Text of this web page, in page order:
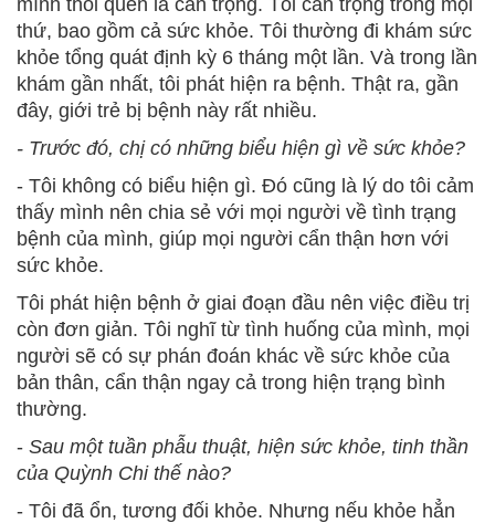
mình thói quen là cẩn trọng. Tôi cẩn trọng trong mọi
thứ, bao gồm cả sức khỏe. Tôi thường đi khám sức
khỏe tổng quát định kỳ 6 tháng một lần. Và trong lần
khám gần nhất, tôi phát hiện ra bệnh. Thật ra, gần
đây, giới trẻ bị bệnh này rất nhiều.
- Trước đó, chị có những biểu hiện gì về sức khỏe?
- Tôi không có biểu hiện gì. Đó cũng là lý do tôi cảm
thấy mình nên chia sẻ với mọi người về tình trạng
bệnh của mình, giúp mọi người cẩn thận hơn với
sức khỏe.
Tôi phát hiện bệnh ở giai đoạn đầu nên việc điều trị
còn đơn giản. Tôi nghĩ từ tình huống của mình, mọi
người sẽ có sự phán đoán khác về sức khỏe của
bản thân, cẩn thận ngay cả trong hiện trạng bình
thường.
- Sau một tuần phẫu thuật, hiện sức khỏe, tinh thần
của Quỳnh Chi thế nào?
- Tôi đã ổn, tương đối khỏe. Nhưng nếu khỏe hẳn